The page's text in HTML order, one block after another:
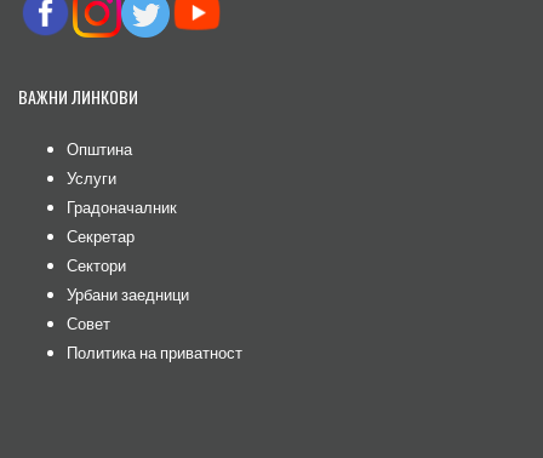
ВАЖНИ ЛИНКОВИ
Општина
Услуги
Градоначалник
Секретар
Сектори
Урбани заедници
Совет
Политика на приватност